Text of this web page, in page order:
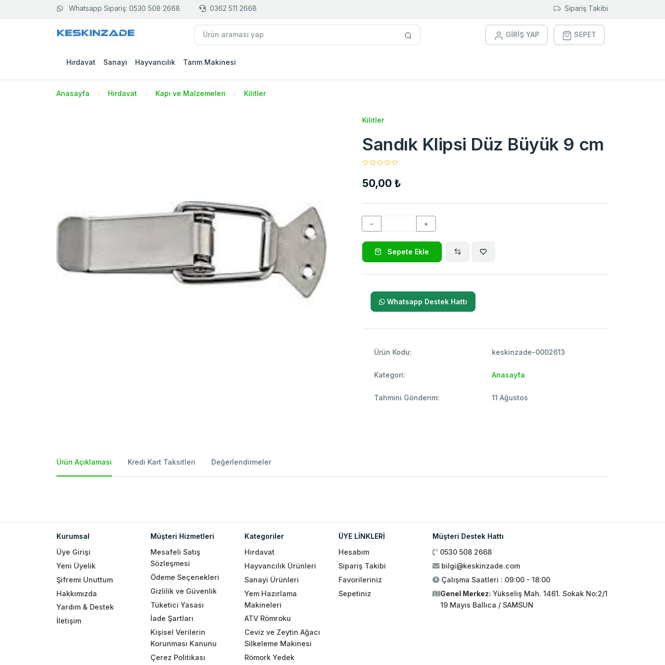
Whatsapp Sipariş: 0530 508 2668 0362 511 2668 Sipariş Takibi
GİRİŞ YAP SEPET
Hırdavat Sanayi Hayvancılık Tarım Makinesi
Anasayfa Hırdavat Kapı ve Malzemeleri Kilitler
Kilitler
Sandık Klipsi Düz Büyük 9 cm
50,00 ₺
− +
Sepete Ekle
Whatsapp Destek Hattı
Ürün Kodu: keskinzade-0002613
Kategori: Anasayfa
Tahmini Gönderim: 11 Ağustos
Ürün Açıklaması Kredi Kart Taksitleri Değerlendirmeler
Kurumsal
Üye Girişi
Yeni Üyelik
Şifremi Unuttum
Hakkımızda
Yardım & Destek
İletişim
Müşteri Hizmetleri
Mesafeli Satış
Sözleşmesi
Ödeme Seçenekleri
Gizlilik ve Güvenlik
Tüketici Yasası
İade Şartları
Kişisel Verilerin
Korunması Kanunu
Çerez Politikası
Kategoriler
Hırdavat
Hayvancılık Ürünleri
Sanayi Ürünleri
Yem Hazırlama
Makineleri
ATV Römroku
Ceviz ve Zeytin Ağacı
Silkeleme Makinesi
Römork Yedek
ÜYE LİNKLERİ
Hesabım
Sipariş Takibi
Favorileriniz
Sepetiniz
Müşteri Destek Hattı
0530 508 2668
bilgi@keskinzade.com
Çalışma Saatleri : 09:00 - 18:00
Genel Merkez: Yükseliş Mah. 1461. Sokak No:2/1
19 Mayıs Ballıca / SAMSUN